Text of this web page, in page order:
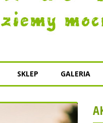
SKLEP GALERIA